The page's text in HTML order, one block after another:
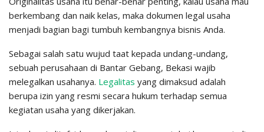
berkembang dan naik kelas, maka dokumen legal usaha
menjadi bagian bagi tumbuh kembangnya bisnis Anda.
Sebagai salah satu wujud taat kepada undang-undang,
sebuah perusahaan di Bantar Gebang, Bekasi wajib
melegalkan usahanya. Legalitas yang dimaksud adalah
berupa izin yang resmi secara hukum terhadap semua
kegiatan usaha yang dikerjakan.